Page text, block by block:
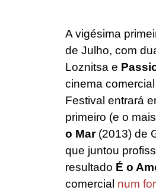
A vigésima
de Julho, com
Loznitsa e
cinema
Festival entrará
primeiro (e o
o Mar (2013) de
que juntou
resultado É o
comercial num